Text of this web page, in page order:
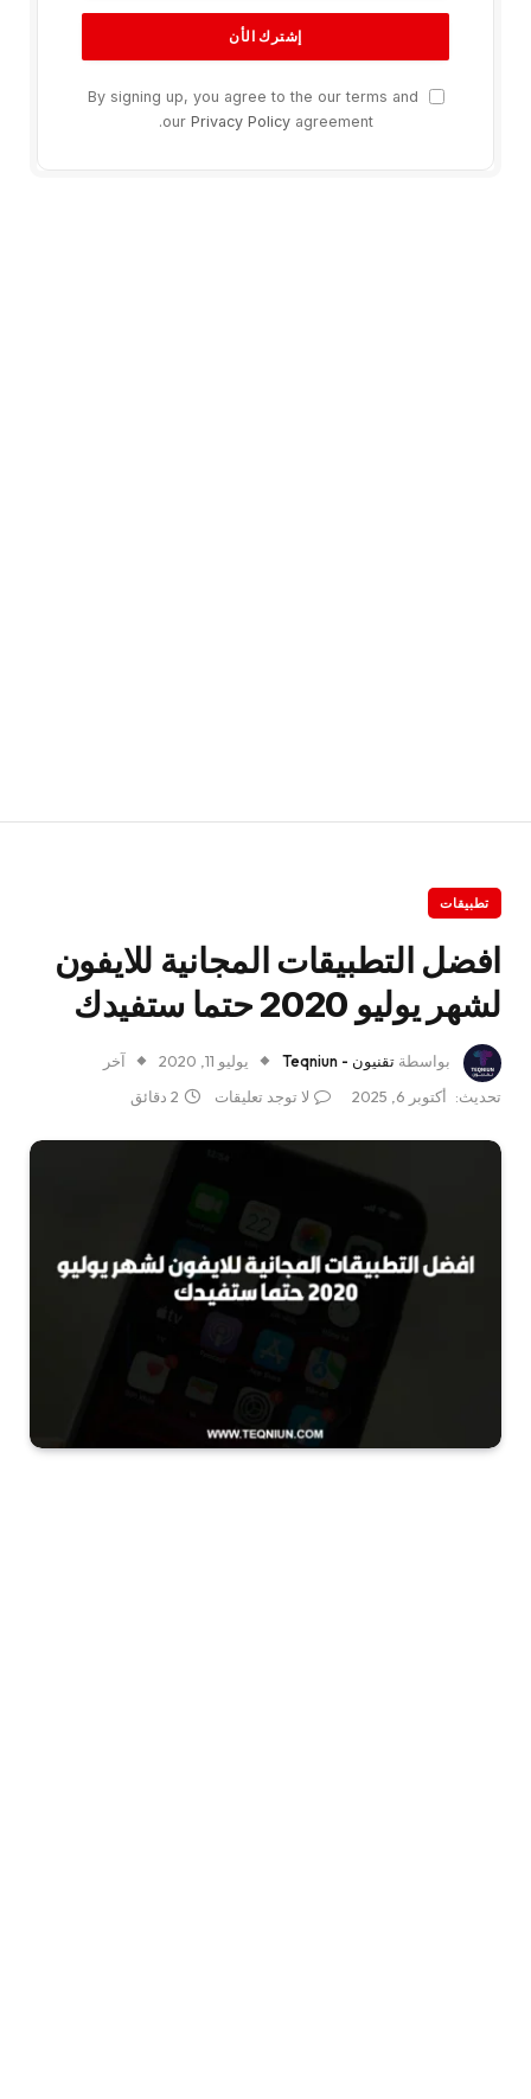
By signing up, you agree to the our terms and
our Privacy Policyagreement.
تطبيقات
افضل التطبيقات المجانية للايفون
لشهر يوليو 2020 حتما ستفيدك
بواسطة تقنيون - Teqniun يوليو 11, 2020
آخر
تحديث:
أكتوبر 6, 2025 لا توجد تعليقات 2 دقائق